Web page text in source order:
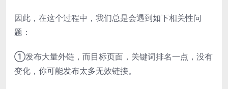
因此，在这个过程中，我们总是会遇到如下相关性问
题：
①发布大量外链，而目标页面，关键词排名一点，没有
变化，你可能发布太多无效链接。